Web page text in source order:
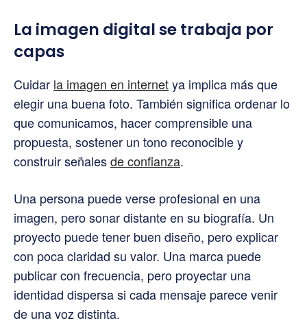
La imagen digital se trabaja por
capas
Cuidar la imagen en internetya implica más que
elegir una buena foto. También significa ordenar lo
que comunicamos, hacer comprensible una
propuesta, sostener un tono reconocible y
construir señalesde confianza.
Una persona puede verse profesional en una
imagen, pero sonar distante en su biografía. Un
proyecto puede tener buen diseño, pero explicar
con poca claridad su valor. Una marca puede
publicar con frecuencia, pero proyectar una
identidad dispersa si cada mensaje parece venir
de una voz distinta.